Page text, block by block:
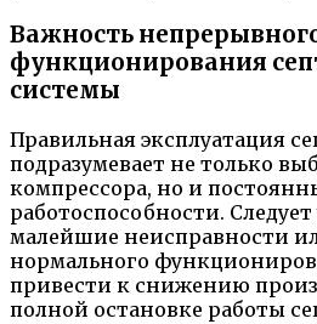
Важность
функционирования
системы
Правильная эксплуатация
подразумевает не только
компрессора, но и
работоспособности.
малейшие неисправности
нормального
привести к снижению
полной остановке работы